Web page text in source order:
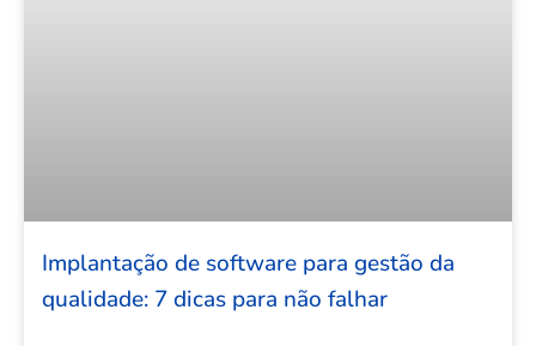
Implantação de software para gestão da
qualidade: 7 dicas para não falhar